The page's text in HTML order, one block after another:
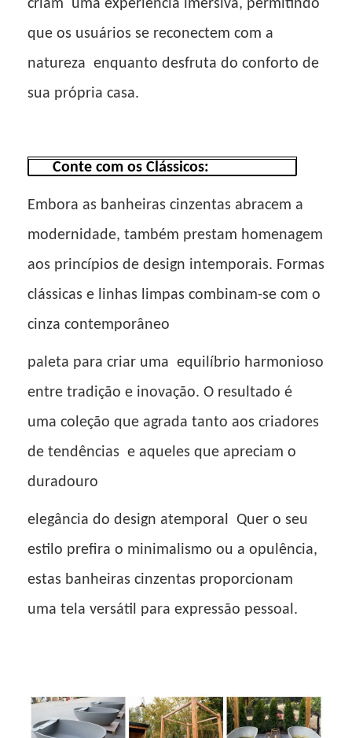
criam uma experiência imersiva, permitindo
que os usuários se reconectem com a
natureza enquanto desfruta do conforto de
sua própria casa.
Conte com os Clássicos:
Embora as banheiras cinzentas abracem a
modernidade, também prestam homenagem
aos princípios de design intemporais. Formas
clássicas e linhas limpas combinam-se com o
cinza contemporâneo
paleta para criar uma equilíbrio harmonioso
entre tradição e inovação. O resultado é
uma coleção que agrada tanto aos criadores
de tendências e aqueles que apreciam o
duradouro
elegância do design atemporal Quer o seu
estilo prefira o minimalismo ou a opulência,
estas banheiras cinzentas proporcionam
uma tela versátil para expressão pessoal.